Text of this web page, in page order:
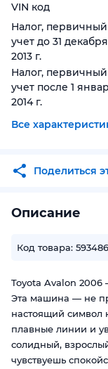
VIN код
Налог, первичный
учет до 31 декабря
2013 г.
Налог, первичный
учет после 1
2014 г.
Все
Поделиться
Описание
Код товара: 593486
Toyota Avalon
Эта машина — не
настоящий символ
плавные линии и
солидный,
чувствуешь